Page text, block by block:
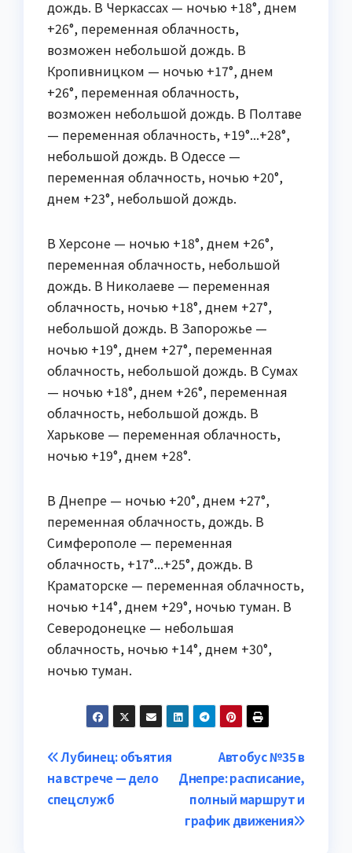
дождь. В Черкассах — ночью +18°, днем
+26°, переменная облачность,
возможен небольшой дождь. В
Кропивницком — ночью +17°, днем
+26°, переменная облачность,
возможен небольшой дождь. В Полтаве
— переменная облачность, +19°...+28°,
небольшой дождь. В Одессе —
переменная облачность, ночью +20°,
днем +23°, небольшой дождь.
В Херсоне — ночью +18°, днем +26°,
переменная облачность, небольшой
дождь. В Николаеве — переменная
облачность, ночью +18°, днем +27°,
небольшой дождь. В Запорожье —
ночью +19°, днем +27°, переменная
облачность, небольшой дождь. В Сумах
— ночью +18°, днем +26°, переменная
облачность, небольшой дождь. В
Харькове — переменная облачность,
ночью +19°, днем +28°.
В Днепре — ночью +20°, днем +27°,
переменная облачность, дождь. В
Симферополе — переменная
облачность, +17°...+25°, дождь. В
Краматорске — переменная облачность,
ночью +14°, днем +29°, ночью туман. В
Северодонецке — небольшая
облачность, ночью +14°, днем +30°,
ночью туман.
Навигация
по
Автобус №35 в
Днепре: расписание,
полный маршрут и
график движения
Лубинец: объятия
на встрече — дело
спецслужб